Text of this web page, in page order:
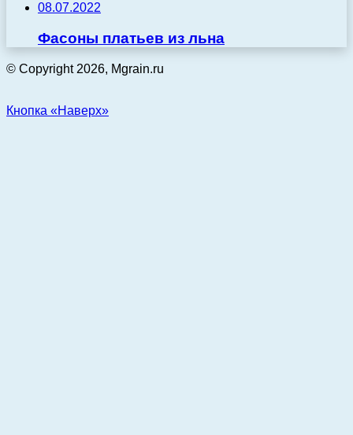
08.07.2022
Фасоны платьев из льна
© Copyright 2026, Mgrain.ru
Кнопка «Наверх»